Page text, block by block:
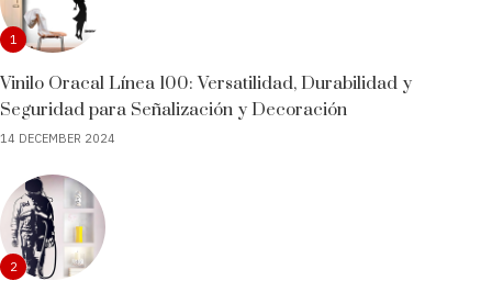
1
Vinilo Oracal Línea 100: Versatilidad, Durabilidad y
Seguridad para Señalización y Decoración
14 DECEMBER 2024
2